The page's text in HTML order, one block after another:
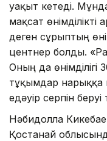
уақыт кетеді.
мақсат
деген сұрыптың
центнер болды.
Оның да
тұқымдар
едәуір серпін беруі
Нәбидолла
Қостанай